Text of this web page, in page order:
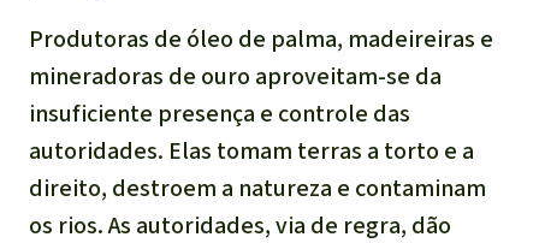
Produtoras de óleo de palma, madeireiras e
mineradoras de ouro aproveitam-se da
insuficiente presença e controle das
autoridades. Elas tomam terras a torto e a
direito, destroem a natureza e contaminam
os rios. As autoridades, via de regra, dão